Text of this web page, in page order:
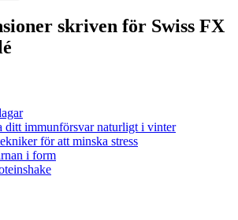
skriven för Swiss FX
ditt immunförsvar naturligt i vinter
för att minska stress
i form